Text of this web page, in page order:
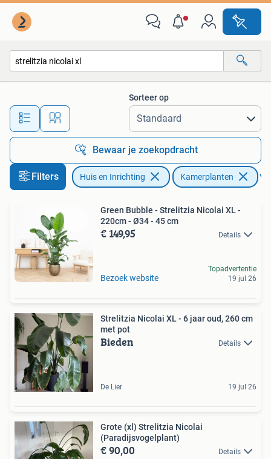
Alle afstanden…
Sorteer op
Bewaar je zoekopdracht
Filters Huis en Inrichting Kamerplanten
Green Bubble - Strelitzia Nicolai XL -
220cm - Ø34 - 45 cm
€ 149,95 Details
Bezoek website
Topadvertentie
19 jul 26
Strelitzia Nicolai XL - 6 jaar oud, 260 cm
met pot
Bieden Details
De Lier 19 jul 26
Grote (xl) Strelitzia Nicolai
(Paradijsvogelplant)
€ 90,00 Details